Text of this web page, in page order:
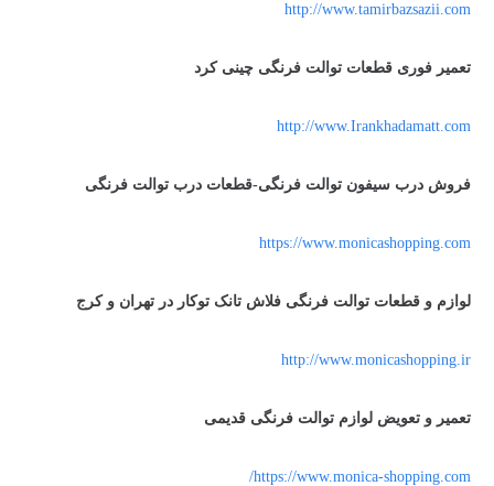
http://www.tamirbazsazii.com
تعمیر فوری قطعات توالت فرنگی چینی کرد
http://www.Irankhadamatt.com
فروش درب سیفون توالت فرنگی-قطعات درب توالت فرنگی
https://www.monicashopping.com
لوازم و قطعات توالت فرنگی فلاش تانک توکار در تهران و کرج
http://www.monicashopping.ir
تعمیر و تعویض لوازم توالت فرنگی قدیمی
https://www.monica-shopping.com/